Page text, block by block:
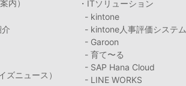
内）
ズニュース）
・ITソリューション
- kintone
- kintone人事評価システム
- Garoon
- 育て〜る
- SAP Hana Cloud
- LINE WORKS